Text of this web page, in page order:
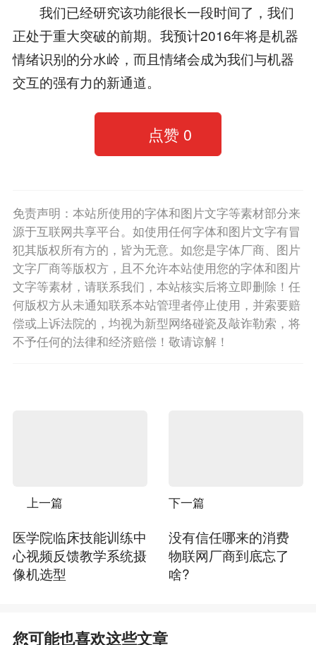
我们已经研究该功能很长一段时间了，我们
正处于重大突破的前期。我预计2016年将是机器
情绪识别的分水岭，而且情绪会成为我们与机器
交互的强有力的新通道。
点赞 0
免责声明：本站所使用的字体和图片文字等素材部分来
源于互联网共享平台。如使用任何字体和图片文字有冒
犯其版权所有方的，皆为无意。如您是字体厂商、图片
文字厂商等版权方，且不允许本站使用您的字体和图片
文字等素材，请联系我们，本站核实后将立即删除！任
何版权方从未通知联系本站管理者停止使用，并索要赔
偿或上诉法院的，均视为新型网络碰瓷及敲诈勒索，将
不予任何的法律和经济赔偿！敬请谅解！
上一篇
医学院临床技能训练中
心视频反馈教学系统摄
像机选型
下一篇
没有信任哪来的消费
物联网厂商到底忘了
啥?
您可能也喜欢这些文章